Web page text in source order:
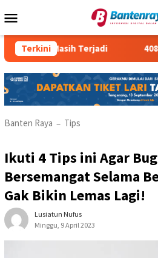
ke
Mobile
Terkini
Masih Terjadi 408 Ribu
Banten Raya – Tips
Ikuti 4 Tips ini Agar
Bersemangat Selama
Gak Bikin Lemas Lagi!
Lusiatun Nufus
Minggu, 9 April 2023